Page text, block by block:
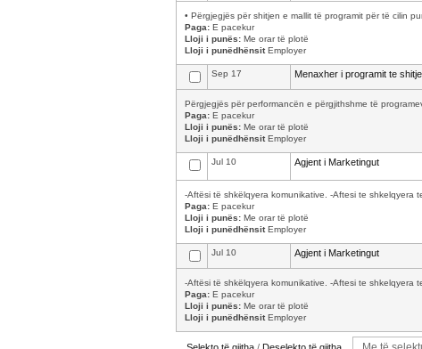
• Përgjegjës për shitjen e mallit të programit për të cilin
Paga: E pacekur
Lloji i punës: Me orar të plotë
Lloji i punëdhënsitEmployer
Sep 17 Menaxher i programit te
Përgjegjës për performancën e përgjithshme të
Paga: E pacekur
Lloji i punës: Me orar të plotë
Lloji i punëdhënsitEmployer
Jul 10 Agjent i Marketingut
-Aftësi të shkëlqyera komunikative. -Aftesi te shkelqyera
Paga: E pacekur
Lloji i punës: Me orar të plotë
Lloji i punëdhënsitEmployer
Jul 10 Agjent i Marketingut
-Aftësi të shkëlqyera komunikative. -Aftesi te shkelqyera
Paga: E pacekur
Lloji i punës: Me orar të plotë
Lloji i punëdhënsitEmployer